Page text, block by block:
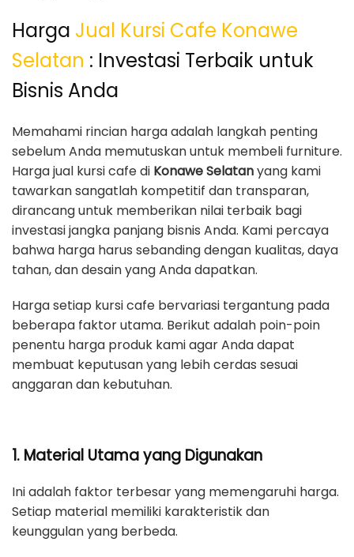
Harga Jual Kursi Cafe Konawe
Selatan : Investasi Terbaik untuk
Bisnis Anda
Memahami rincian harga adalah langkah penting
sebelum Anda memutuskan untuk membeli furniture.
Harga jual kursi cafe di Konawe Selatanyang kami
tawarkan sangatlah kompetitif dan transparan,
dirancang untuk memberikan nilai terbaik bagi
investasi jangka panjang bisnis Anda. Kami percaya
bahwa harga harus sebanding dengan kualitas, daya
tahan, dan desain yang Anda dapatkan.
Harga setiap kursi cafe bervariasi tergantung pada
beberapa faktor utama. Berikut adalah poin-poin
penentu harga produk kami agar Anda dapat
membuat keputusan yang lebih cerdas sesuai
anggaran dan kebutuhan.
1. Material Utama yang Digunakan
Ini adalah faktor terbesar yang memengaruhi harga.
Setiap material memiliki karakteristik dan
keunggulan yang berbeda.